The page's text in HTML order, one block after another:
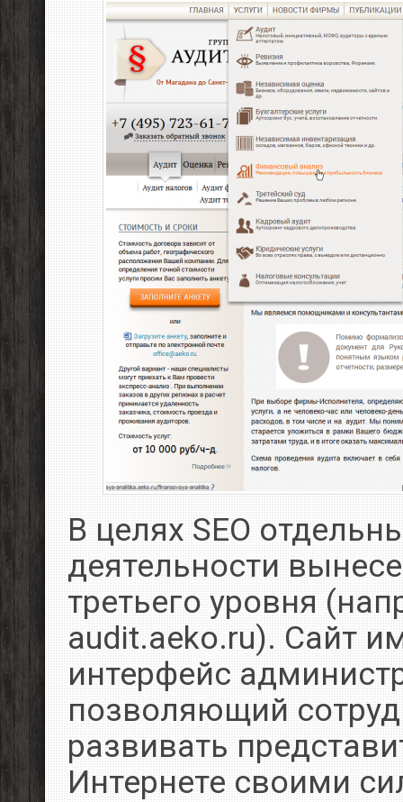
В целях SEO
деятельности
третьего уровня
audit.aeko.ru). Сайт
интерфейс
позволяющий
развивать
Интернете своими